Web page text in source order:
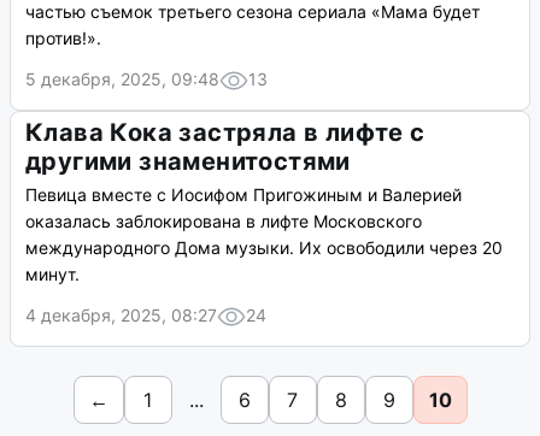
частью съемок третьего сезона сериала «Мама будет
против!».
5 декабря, 2025, 09:48
13
Клава Кока застряла в лифте с
другими знаменитостями
Певица вместе с Иосифом Пригожиным и Валерией
оказалась заблокирована в лифте Московского
международного Дома музыки. Их освободили через 20
минут.
4 декабря, 2025, 08:27
24
← 1 ... 6 7 8 9 10